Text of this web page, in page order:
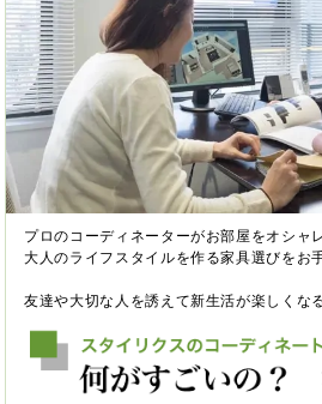
プロのコーディネーターがお部屋をオシャ
大人のライフスタイルを作る家具選びをお
友達や大切な人を誘えて新生活が楽しくな